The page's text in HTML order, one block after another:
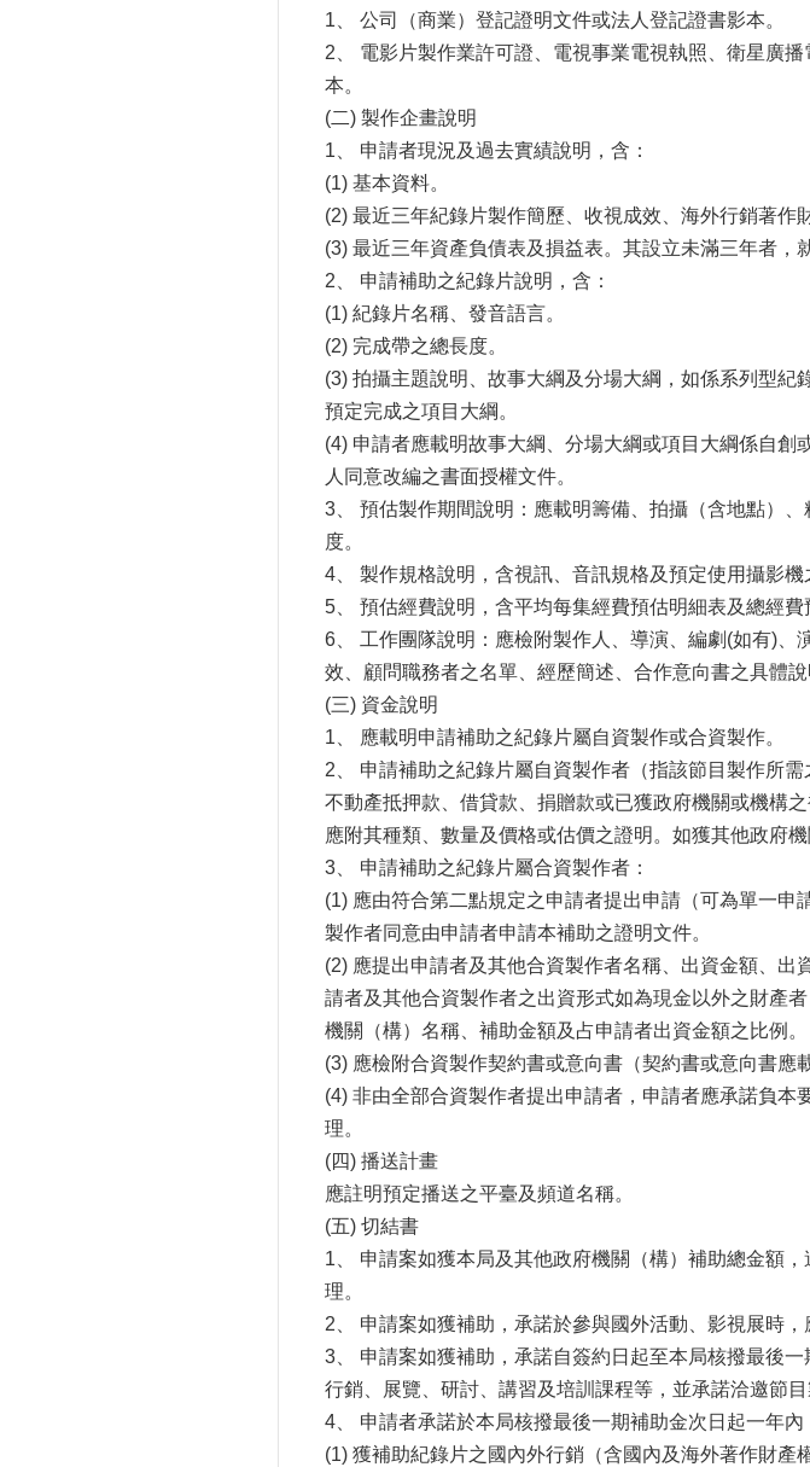
1、 公司（商業）登記證明文件或法人登記證書影本。
2、 電影片製作業許可證、電視事業電視執照、衛星廣
本。
(二) 製作企畫說明
1、 申請者現況及過去實績說明，含：
(1) 基本資料。
(2) 最近三年紀錄片製作簡歷、收視成效、海外行銷著作
(3) 最近三年資產負債表及損益表。其設立未滿三年者，
2、 申請補助之紀錄片說明，含：
(1) 紀錄片名稱、發音語言。
(2) 完成帶之總長度。
(3) 拍攝主題說明、故事大綱及分場大綱，如係系列型
預定完成之項目大綱。
(4) 申請者應載明故事大綱、分場大綱或項目大綱係自
人同意改編之書面授權文件。
3、 預估製作期間說明：應載明籌備、拍攝（含地點）
度。
4、 製作規格說明，含視訊、音訊規格及預定使用攝影機
5、 預估經費說明，含平均每集經費預估明細表及總經
6、 工作團隊說明：應檢附製作人、導演、編劇(如有)
效、顧問職務者之名單、經歷簡述、合作意向書之具體
(三) 資金說明
1、 應載明申請補助之紀錄片屬自資製作或合資製作。
2、 申請補助之紀錄片屬自資製作者（指該節目製作所
不動產抵押款、借貸款、捐贈款或已獲政府機關或機構
應附其種類、數量及價格或估價之證明。如獲其他政府
3、 申請補助之紀錄片屬合資製作者：
(1) 應由符合第二點規定之申請者提出申請（可為單一
製作者同意由申請者申請本補助之證明文件。
(2) 應提出申請者及其他合資製作者名稱、出資金額、
請者及其他合資製作者之出資形式如為現金以外之財產
機關（構）名稱、補助金額及占申請者出資金額之比例。
(3) 應檢附合資製作契約書或意向書（契約書或意向書應
(4) 非由全部合資製作者提出申請者，申請者應承諾負
理。
(四) 播送計畫
應註明預定播送之平臺及頻道名稱。
(五) 切結書
1、 申請案如獲本局及其他政府機關（構）補助總金額
理。
2、 申請案如獲補助，承諾於參與國外活動、影視展時，
3、 申請案如獲補助，承諾自簽約日起至本局核撥最後
行銷、展覽、研討、講習及培訓課程等，並承諾洽邀節
4、 申請者承諾於本局核撥最後一期補助金次日起一年內
(1) 獲補助紀錄片之國內外行銷（含國內及海外著作財